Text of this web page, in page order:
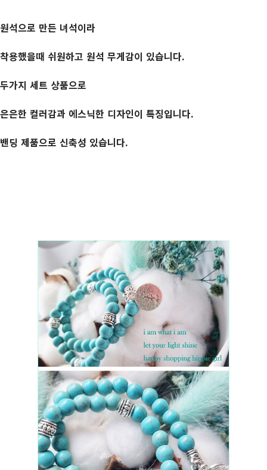
원석으로 만든 녀석이라
착용했을때 쉬원하고 원석 무게감이 있습니다.
두가지 세트 상품으로
은은한 컬러감과 에스닉한 디자인이 특징입니다.
밴딩 제품으로 신축성 있습니다.